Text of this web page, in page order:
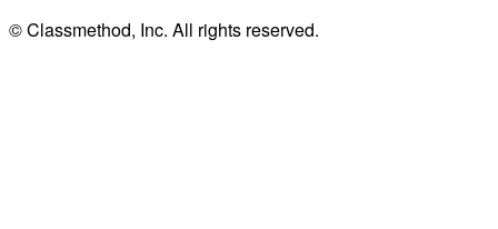
© Classmethod, Inc. All rights reserved.